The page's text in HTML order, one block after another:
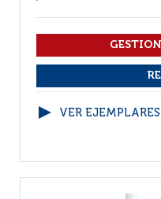
VER EJEMPLARES